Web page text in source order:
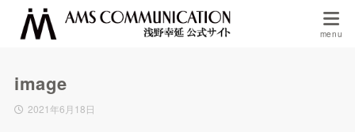
image
2021年6月18日